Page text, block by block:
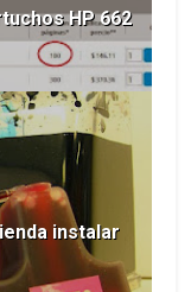
HP 662
instalar